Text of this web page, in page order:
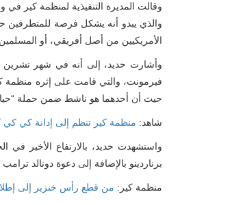
وقالت المديرة التنفيذية لمنظمة كير في
والذي يبدو أنه يشكل فرصة
الأمريكيين من أصل أفريقي، أو
وأشارت حديد، إلى أنه في شهر تشرين
فيرمونت، والتي قامت على إثره منظمة
حيث أن أحدهما هو ناشط ضمن حملة “حياة
شاهد: منظمة كير تنظم إلى إدانة كي
واستشهدت حديد، بالارتفاع الأخير في
برناردينو بالإضافة إلى دعوة دونالد
منظمة كير: من قطع رأس خنزير إلى